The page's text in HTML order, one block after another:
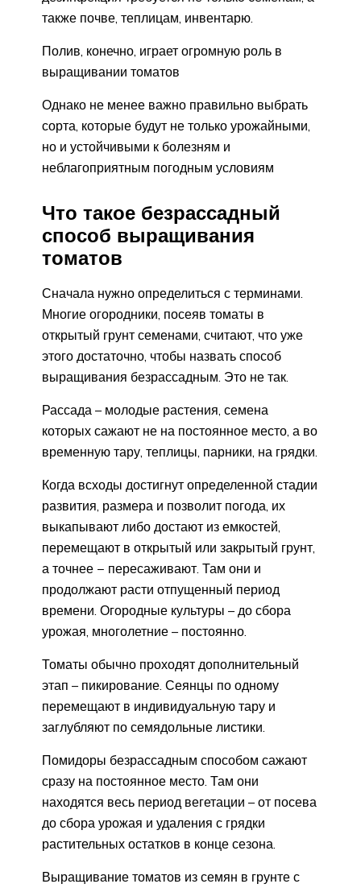
также почве, теплицам, инвентарю.
Полив, конечно, играет огромную роль в
выращивании томатов
Однако не менее важно правильно выбрать
сорта, которые будут не только урожайными,
но и устойчивыми к болезням и
неблагоприятным погодным условиям
Что такое безрассадный
способ выращивания
томатов
Сначала нужно определиться с терминами.
Многие огородники, посеяв томаты в
открытый грунт семенами, считают, что уже
этого достаточно, чтобы назвать способ
выращивания безрассадным. Это не так.
Рассада – молодые растения, семена
которых сажают не на постоянное место, а во
временную тару, теплицы, парники, на грядки.
Когда всходы достигнут определенной стадии
развития, размера и позволит погода, их
выкапывают либо достают из емкостей,
перемещают в открытый или закрытый грунт,
а точнее − пересаживают. Там они и
продолжают расти отпущенный период
времени. Огородные культуры – до сбора
урожая, многолетние – постоянно.
Томаты обычно проходят дополнительный
этап – пикирование. Сеянцы по одному
перемещают в индивидуальную тару и
заглубляют по семядольные листики.
Помидоры безрассадным способом сажают
сразу на постоянное место. Там они
находятся весь период вегетации – от посева
до сбора урожая и удаления с грядки
растительных остатков в конце сезона.
Выращивание томатов из семян в грунте с